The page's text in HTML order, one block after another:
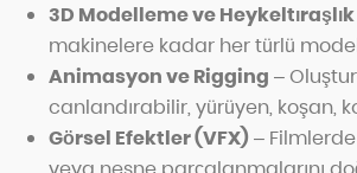
3D Modelleme ve
makinelere kadar her türlü
Animasyon ve Rigging –
canlandırabilir, yürüyen, koşan,
Görsel Efektler (VFX)–